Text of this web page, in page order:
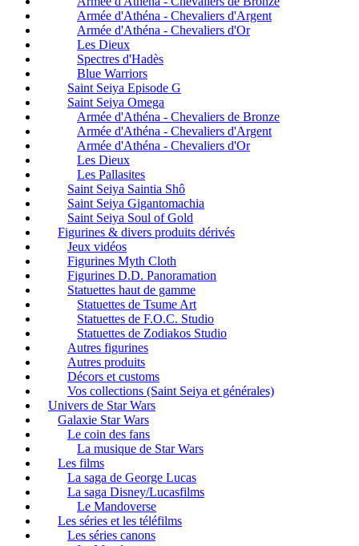
Armée d'Athéna - Chevaliers d'Argent
Armée d'Athéna - Chevaliers d'Or
Les Dieux
Spectres d'Hadès
Blue Warriors
Saint Seiya Episode G
Saint Seiya Omega
Armée d'Athéna - Chevaliers de Bronze
Armée d'Athéna - Chevaliers d'Argent
Armée d'Athéna - Chevaliers d'Or
Les Dieux
Les Pallasites
Saint Seiya Saintia Shô
Saint Seiya Gigantomachia
Saint Seiya Soul of Gold
Figurines & divers produits dérivés
Jeux vidéos
Figurines Myth Cloth
Figurines D.D. Panoramation
Statuettes haut de gamme
Statuettes de Tsume Art
Statuettes de F.O.C. Studio
Statuettes de Zodiakos Studio
Autres figurines
Autres produits
Décors et customs
Vos collections (Saint Seiya et générales)
Univers de Star Wars
Galaxie Star Wars
Le coin des fans
La musique de Star Wars
Les films
La saga de George Lucas
La saga Disney/Lucasfilms
Le Mandoverse
Les séries et les téléfilms
Les séries canons